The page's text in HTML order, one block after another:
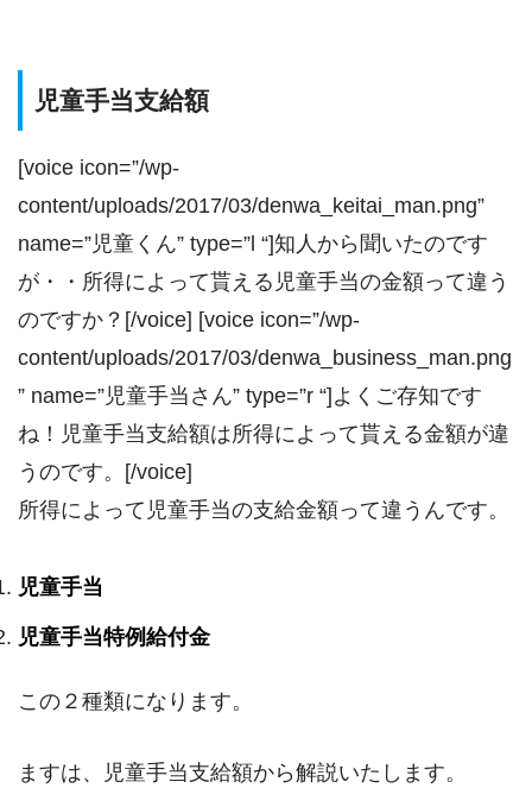
児童手当支給額
[voice icon=”/wp-
content/uploads/2017/03/denwa_keitai_man.png”
name=”児童くん” type=”l “]知人から聞いたのです
が・・所得によって貰える児童手当の金額って違う
のですか？[/voice] [voice icon=”/wp-
content/uploads/2017/03/denwa_business_man.png
” name=”児童手当さん” type=”r “]よくご存知です
ね！児童手当支給額は所得によって貰える金額が違
うのです。[/voice]
所得によって児童手当の支給金額って違うんです。
児童手当
児童手当特例給付金
この２種類になります。
ますは、児童手当支給額から解説いたします。